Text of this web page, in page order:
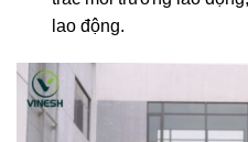
lao động.